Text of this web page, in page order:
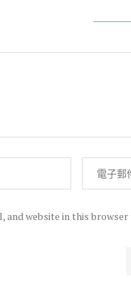
and website in this